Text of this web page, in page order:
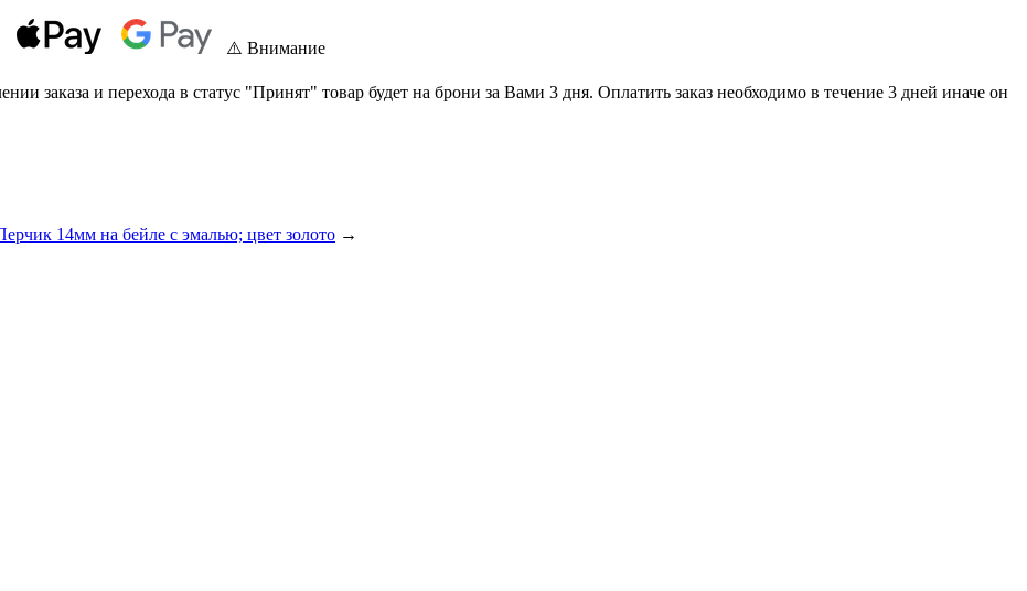
⚠️ Внимание
заказа и перехода в статус "Принят" товар будет на брони за Вами 3 дня. Оплатить заказ необходимо в течение 3 дней иначе он
14мм на бейле с эмалью; цвет золото →